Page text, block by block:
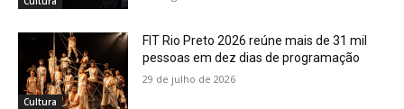
Cultura
FIT Rio Preto 2026 reúne mais de 31 mil
pessoas em dez dias de programação
29 de julho de 2026